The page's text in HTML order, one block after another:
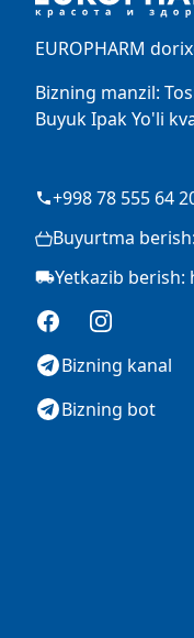
EUROPHARM
Bizning manzil:
Buyuk Ipak Yo'li
+998 78 555 64
Buyurtma
Yetkazib berish:
FacebookInstagram
Bizning kanal
Bizning bot